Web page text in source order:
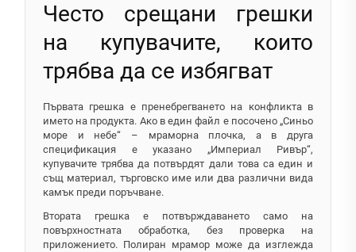
Често срещани грешки
на купувачите, които
трябва да се избягват
Първата грешка е пренебрегването на конфликта в
името на продукта. Ако в един файл е посочено „Синьо
море и небе“ – мраморна плочка, а в друга
спецификация е указано „Империал Ривър“,
купувачите трябва да потвърдят дали това са един и
същ материал, търговско име или два различни вида
камък преди поръчване.
Втората грешка е потвърждаването само на
повърхностната обработка, без проверка на
приложението. Полиран мрамор може да изглежда